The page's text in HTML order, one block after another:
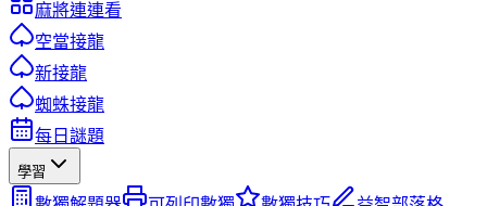
麻將連連看
空當接龍
新接龍
蜘蛛接龍
每日謎題
學習